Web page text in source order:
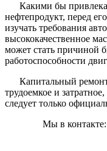
Какими бы
нефтепродукт, перед
изучать требования
высококачественное
может стать причиной
работоспособности
Капитальный
трудоемкое и
следует только
Мы в контакте: